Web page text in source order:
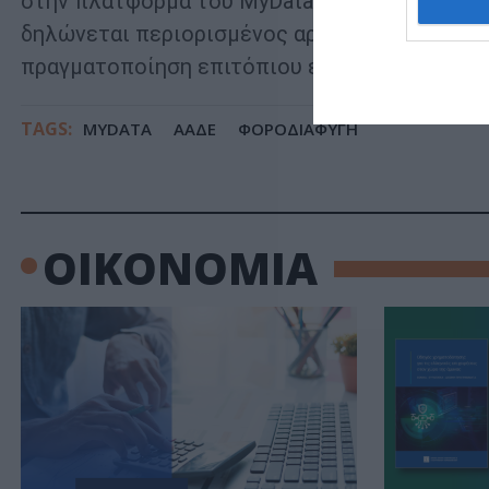
δηλώνεται περιορισμένος αριθμός πελατών,
πραγματοποίηση επιτόπιου ελέγχου.
TAGS: MYDATA ΑΑΔΕ ΦΟΡΟΔΙΑΦΥΓΗ
ΟΙΚΟΝΟΜΙΑ